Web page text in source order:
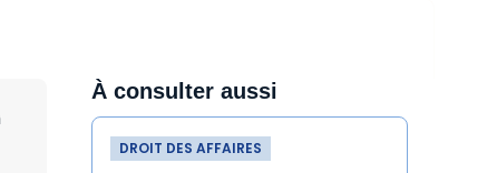
À consulter aussi
DROIT DES AFFAIRES